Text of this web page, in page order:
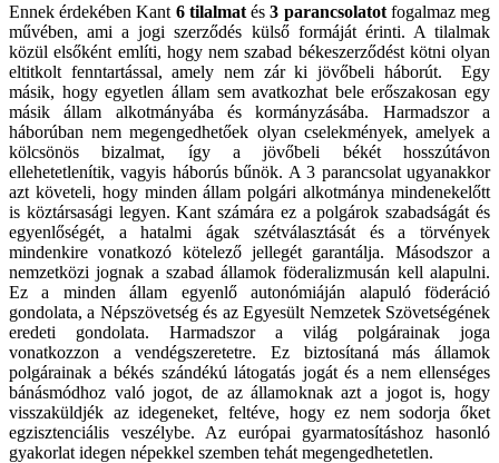
Ennek érdekében Kant 6 tilalmatés3 parancsolatotfogalmaz meg
művében, ami a jogi szerződés külső formáját érinti. A tilalmak
közül elsőként említi, hogy nem szabad békeszerződést kötni olyan
eltitkolt fenntartással, amely nem zár ki jövőbeli háborút. Egy
másik, hogy egyetlen állam sem avatkozhat bele erőszakosan egy
másik állam alkotmányába és kormányzásába. Harmadszor a
háborúban nem megengedhetőek olyan cselekmények, amelyek a
kölcsönös bizalmat, így a jövőbeli békét hosszútávon
ellehetetlenítik, vagyis háborús bűnök. A 3 parancsolat ugyanakkor
azt követeli, hogy minden állam polgári alkotmánya mindenekelőtt
is köztársasági legyen. Kant számára ez a polgárok szabadságát és
egyenlőségét, a hatalmi ágak szétválasztását és a törvények
mindenkire vonatkozó kötelező jellegét garantálja. Másodszor a
nemzetközi jognak a szabad államok föderalizmusán kell alapulni.
Ez a minden állam egyenlő autonómiáján alapuló föderáció
gondolata, a Népszövetség és az Egyesült Nemzetek Szövetségének
eredeti gondolata. Harmadszor a világ polgárainak joga
vonatkozzon a vendégszeretetre. Ez biztosítaná más államok
polgárainak a békés szándékú látogatás jogát és a nem ellenséges
bánásmódhoz való jogot, de az államoknak azt a jogot is, hogy
visszaküldjék az idegeneket, feltéve, hogy ez nem sodorja őket
egzisztenciális veszélybe. Az európai gyarmatosításhoz hasonló
gyakorlat idegen népekkel szemben tehát megengedhetetlen.